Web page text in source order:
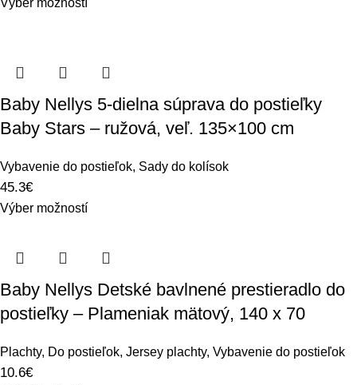
Baby Nellys 5-dielna súprava do postieľky
Baby Stars – ružová, veľ. 135×100 cm
Vybavenie do postieľok, Sady do kolísok
45.3€
Výber možností
Baby Nellys Detské bavlnené prestieradlo do
postieľky – Plameniak mätový, 140 x 70
Plachty, Do postieľok, Jersey plachty, Vybavenie do postieľok
10.6€